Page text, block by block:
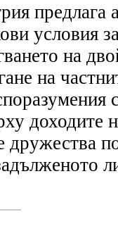
предлага
условия
на
на
доходите
дружества